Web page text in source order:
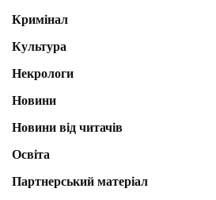
Кримінал
Культура
Некрологи
Новини
Новини від читачів
Освіта
Партнерський матеріал